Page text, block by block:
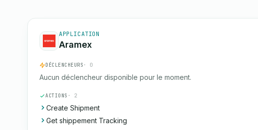
APPLICATION
Aramex
DÉCLENCHEURS · 0
Aucun déclencheur disponible pour le moment.
ACTIONS · 2
Create Shipment
Get shippement Tracking